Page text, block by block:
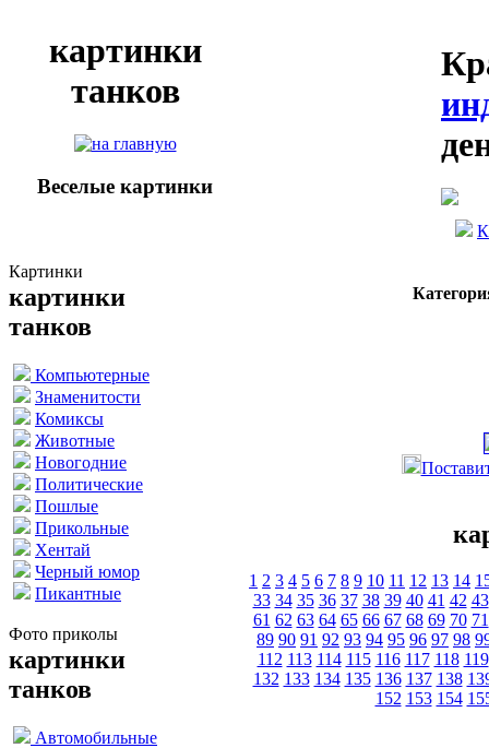
картинки
танков
Веселые картинки
Картинки
картинки
танков
Компьютерные
Знаменитости
Комиксы
Животные
Новогодние
Политические
Пошлые
Прикольные
Хентай
Черный юмор
Пикантные
Фото приколы
картинки
танков
Автомобильные
1 2 3 4 5 6 7 8 9 10 11 12 13 14
33 34 35 36 37 38 39 40 41 42 43
61 62 63 64 65 66 67 68 69 70 71
89 90 91 92 93 94 95 96 97 98
112 113 114 115 116 117 118 119
132 133 134 135 136 137 138
152 153 154